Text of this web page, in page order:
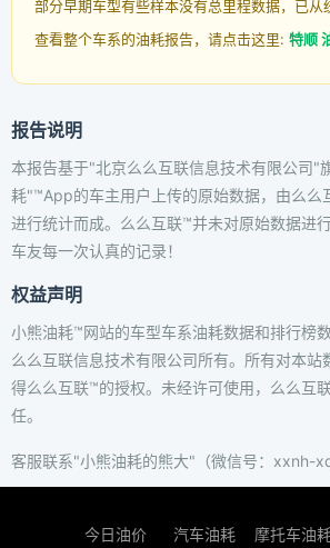
部分早期车型有些样本没有总里程数据，已从
查看整个车系的油耗报告，请点击这里: 特顺
报告说明
本报告基于"北京么么互联信息技术有限公司"
耗"™App的车主用户上传的原始数据，由么么
进行统计而成。么么互联™并未对原始数据进
车友每一次认真的记录！
权益声明
小熊油耗™网站的车型车系油耗数据和排行榜
么么互联信息技术有限公司所有。所有对本站
得么么互联™的授权。未经许可使用，么么互
任。
客服联系"小熊油耗的熊大"（微信号：xxnh-xd
今日油价 汽车油耗 摩托车油